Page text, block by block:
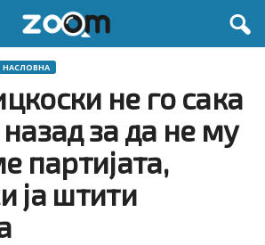
НАСЛОВНА
не го сака
за да не му
партијата,
ја штити